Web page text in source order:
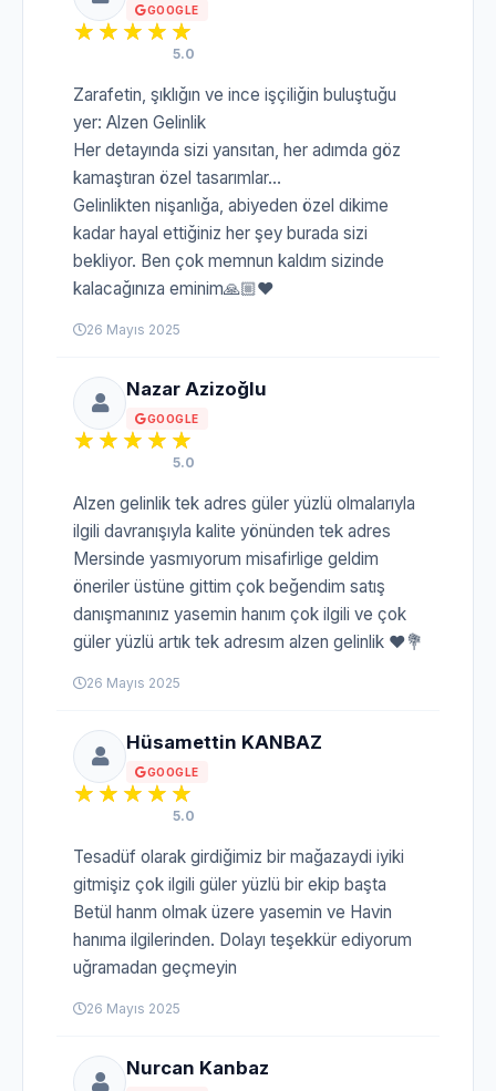
GOOGLE
5.0
Zarafetin, şıklığın ve ince işçiliğin buluştuğu
yer: Alzen Gelinlik
Her detayında sizi yansıtan, her adımda göz
kamaştıran özel tasarımlar…
Gelinlikten nişanlığa, abiyeden özel dikime
kadar hayal ettiğiniz her şey burada sizi
bekliyor. Ben çok memnun kaldım sizinde
kalacağınıza eminim🙏🏼❤️
26 Mayıs 2025
Nazar Azizoğlu
GOOGLE
5.0
Alzen gelinlik tek adres güler yüzlü olmalarıyla
ilgili davranışıyla kalite yönünden tek adres
Mersinde yasmıyorum misafirlige geldim
öneriler üstüne gittim çok beğendim satış
danışmanınız yasemin hanım çok ilgili ve çok
güler yüzlü artık tek adresım alzen gelinlik ❤💐
26 Mayıs 2025
Hüsamettin KANBAZ
GOOGLE
5.0
Tesadüf olarak girdiğimiz bir mağazaydi iyiki
gitmişiz çok ilgili güler yüzlü bir ekip başta
Betül hanm olmak üzere yasemin ve Havin
hanıma ilgilerinden. Dolayı teşekkür ediyorum
uğramadan geçmeyin
26 Mayıs 2025
Nurcan Kanbaz